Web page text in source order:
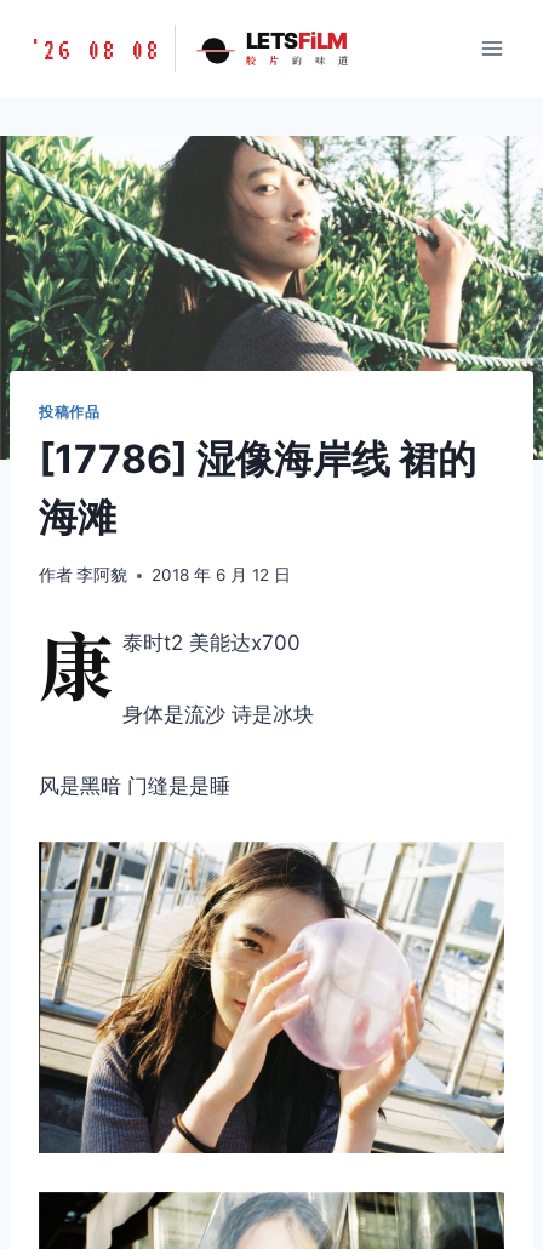
胶
味
道
LETSFILM
'26 08 08 LETSFiLM
胶 片 的 味 道
投稿作品
[17786] 湿像海岸线 裙的
海滩
作者李阿貌 2018 年 6 月 12 日
康 泰时t2 美能达x700
身体是流沙 诗是冰块
风是黑暗 门缝是是睡